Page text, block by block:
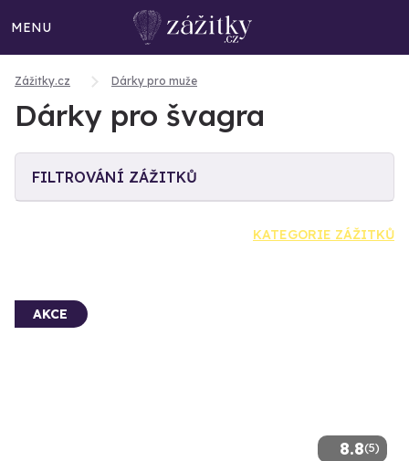
MENU
Zážitky.cz Dárky pro muže
Dárky pro švagra
FILTROVÁNÍ ZÁŽITKŮ
KATEGORIE ZÁŽITKŮ
8.8(5)
AKCE